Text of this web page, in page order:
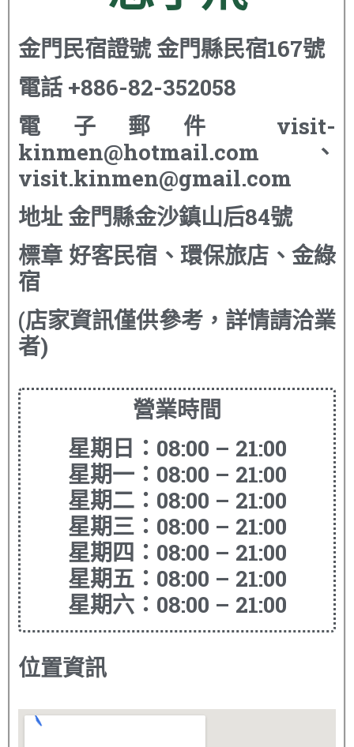
金門民宿證號金門縣民宿167號
電話 +886-82-352058
電子郵件
visit-
kinmen@hotmail.com、
visit.kinmen@gmail.com
地址金門縣金沙鎮山后84號
標章 好客民宿、環保旅店、金綠
宿
(店家資訊僅供參考，詳情請洽業
者)
營業時間
星期日：08:00 – 21:00
星期一：08:00 – 21:00
星期二：08:00 – 21:00
星期三：08:00 – 21:00
星期四：08:00 – 21:00
星期五：08:00 – 21:00
星期六：08:00 – 21:00
位置資訊